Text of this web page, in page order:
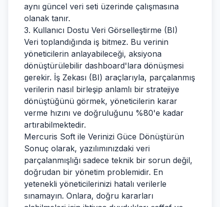
aynı güncel veri seti üzerinde çalışmasına
olanak tanır.
3. Kullanıcı Dostu Veri Görselleştirme (BI)
Veri toplandığında iş bitmez. Bu verinin
yöneticilerin anlayabileceği, aksiyona
dönüştürülebilir dashboard'lara dönüşmesi
gerekir. İş Zekası (BI) araçlarıyla, parçalanmış
verilerin nasıl birleşip anlamlı bir stratejiye
dönüştüğünü görmek, yöneticilerin karar
verme hızını ve doğruluğunu %80'e kadar
artırabilmektedir.
Mercuris Soft ile Verinizi Güce Dönüştürün
Sonuç olarak, yazılımınızdaki veri
parçalanmışlığı sadece teknik bir sorun değil,
doğrudan bir yönetim problemidir. En
yetenekli yöneticilerinizi hatalı verilerle
sınamayın. Onlara, doğru kararları